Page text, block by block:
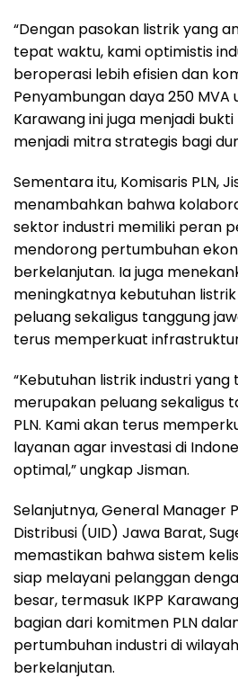
“Dengan pasokan listrik yang
tepat waktu, kami optimistis
beroperasi lebih efisien dan
Penyambungan daya 250 MVA
Karawang ini juga menjadi bukti
menjadi mitra strategis bagi
Sementara itu, Komisaris PLN,
menambahkan bahwa
sektor industri memiliki peran
mendorong pertumbuhan
berkelanjutan. Ia juga
meningkatnya kebutuhan
peluang sekaligus tanggung
terus memperkuat
“Kebutuhan listrik industri
merupakan peluang sekaligus
PLN. Kami akan terus
layanan agar investasi di
optimal,” ungkap Jisman.
Selanjutnya, General Manager
Distribusi (UID) Jawa Barat,
memastikan bahwa sistem
siap melayani pelanggan
besar, termasuk IKPP
bagian dari komitmen PLN
pertumbuhan industri di
berkelanjutan.